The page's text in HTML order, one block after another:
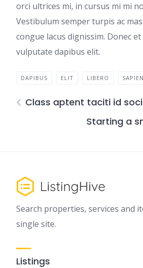
orci ultrices mi, in cursus mi mi
Vestibulum semper turpis ac
congue lacus dignissim. Donec
vulputate dapibus elit.
DAPIBUS ELIT LIBERO SAPIEN
Class aptent taciti id
Starting a
Search properties, services and
single site.
Listings